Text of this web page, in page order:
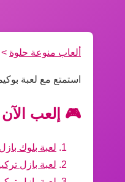
ألعاب منوعة حلوة >
استمتع مع لعبة
🎮 إلعب الآن
لعبة بلوك
لعبة بازل